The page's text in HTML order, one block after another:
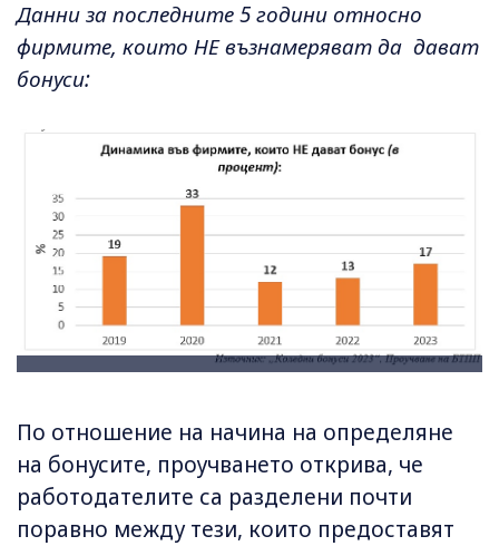
Данни за последните 5 години относно
фирмите, които НЕ възнамеряват да дават
бонуси:
По отношение на начина на определяне
на бонусите, проучването открива, че
работодателите са разделени почти
поравно между тези, които предоставят